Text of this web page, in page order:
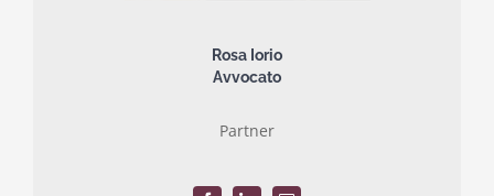
Rosa Iorio
Avvocato
Partner